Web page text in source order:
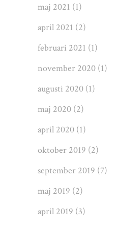
maj 2021 (1)
april 2021 (2)
februari 2021 (1)
november 2020 (1)
augusti 2020 (1)
maj 2020 (2)
april 2020 (1)
oktober 2019 (2)
september 2019 (7)
maj 2019 (2)
april 2019 (3)